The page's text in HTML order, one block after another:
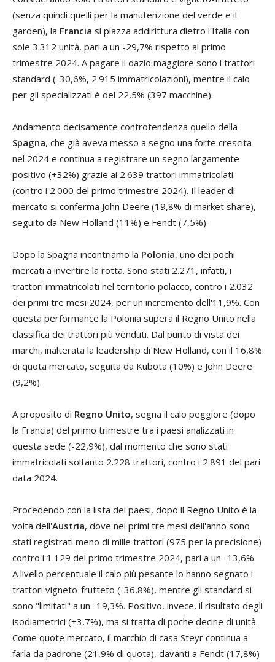
(senza quindi quelli per la manutenzione del verde e il
garden), la Francia si piazza addirittura dietro l'Italia con
sole 3.312 unità, pari a un -29,7% rispetto al primo
trimestre 2024. A pagare il dazio maggiore sono i trattori
standard (-30,6%, 2.915 immatricolazioni), mentre il calo
per gli specializzati è del 22,5% (397 macchine).
Andamento decisamente controtendenza quello della
Spagna, che già aveva messo a segno una forte crescita
nel 2024 e continua a registrare un segno largamente
positivo (+32%) grazie ai 2.639 trattori immatricolati
(contro i 2.000 del primo trimestre 2024). Il leader di
mercato si conferma John Deere (19,8% di market share),
seguito da New Holland (11%) e Fendt (7,5%).
Dopo la Spagna incontriamo la Polonia, uno dei pochi
mercati a invertire la rotta. Sono stati 2.271, infatti, i
trattori immatricolati nel territorio polacco, contro i 2.032
dei primi tre mesi 2024, per un incremento dell'11,9%. Con
questa performance la Polonia supera il Regno Unito nella
classifica dei trattori più venduti. Dal punto di vista dei
marchi, inalterata la leadership di New Holland, con il 16,8%
di quota mercato, seguita da Kubota (10%) e John Deere
(9,2%).
A proposito di Regno Unito, segna il calo peggiore (dopo
la Francia) del primo trimestre tra i paesi analizzati in
questa sede (-22,9%), dal momento che sono stati
immatricolati soltanto 2.228 trattori, contro i 2.891 del pari
data 2024.
Procedendo con la lista dei paesi, dopo il Regno Unito è la
volta dell'Austria, dove nei primi tre mesi dell'anno sono
stati registrati meno di mille trattori (975 per la precisione)
contro i 1.129 del primo trimestre 2024, pari a un -13,6%.
A livello percentuale il calo più pesante lo hanno segnato i
trattori vigneto-frutteto (-36,8%), mentre gli standard si
sono "limitati" a un -19,3%. Positivo, invece, il risultato degli
isodiametrici (+3,7%), ma si tratta di poche decine di unità.
Come quote mercato, il marchio di casa Steyr continua a
farla da padrone (21,9% di quota), davanti a Fendt (17,8%)